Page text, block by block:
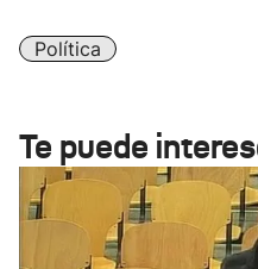
Política
Te puede